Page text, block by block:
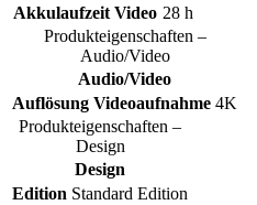
Akkulaufzeit Video 28 h
Produkteigenschaften –
Audio/Video
Audio/Video
Auflösung Videoaufnahme 4K
Produkteigenschaften –
Design
Design
Edition Standard Edition